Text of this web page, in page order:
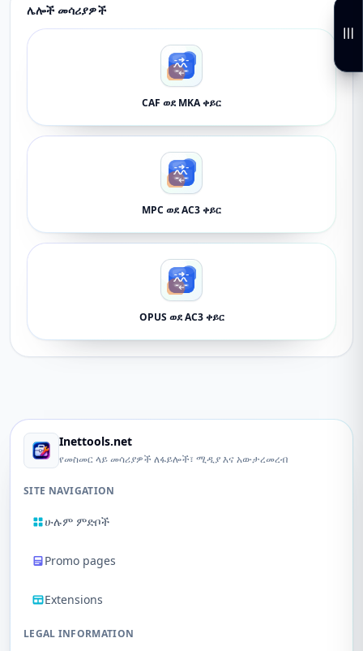
ሌሎች መሳሪያዎች
CAF ወደ MKA ቀይር
MPC ወደ AC3 ቀይር
OPUS ወደ AC3 ቀይር
Inettools.net
የመስመር ላይ መሳሪያዎች ለፋይሎች፣ ሚዲያ እና አውታረመረብ
SITE NAVIGATION
ሁሉም ምድቦች
Promo pages
Extensions
LEGAL INFORMATION